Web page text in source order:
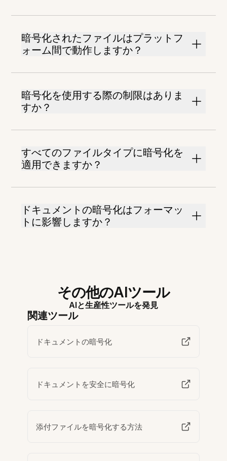
暗号化されたファイルはプラットフ
ォーム間で動作しますか？
暗号化を使用する際の制限はありま
すか？
すべてのファイルタイプに暗号化を
適用できますか？
ドキュメントの暗号化はフォーマッ
トに影響しますか？
その他のAIツール
AIと生産性ツールを発見
関連ツール
ドキュメントの暗号化
ドキュメントを安全に暗号化
添付ファイルを暗号化する方法